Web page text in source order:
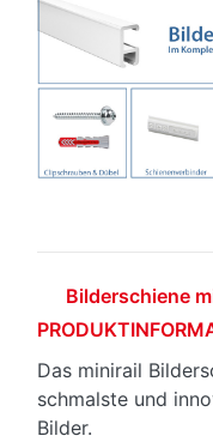
Bilderschiene
Das minirail
schmalste und
Bilder.